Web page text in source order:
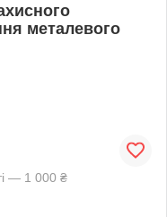
металевого
— 1 000 ₴